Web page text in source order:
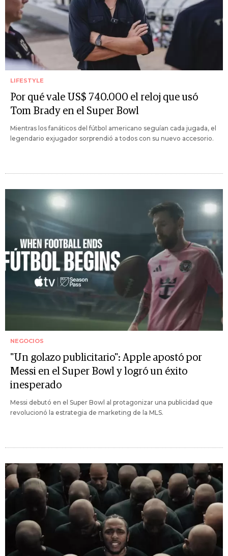
LIFESTYLE
Por qué vale US$ 740.000 el reloj que usó
Tom Brady en el Super Bowl
Mientras los fanáticos del fútbol americano seguían cada jugada, el
legendario exjugador sorprendió a todos con su nuevo accesorio.
NEGOCIOS
"Un golazo publicitario": Apple apostó por
Messi en el Super Bowl y logró un éxito
inesperado
Messi debutó en el Super Bowl al protagonizar una publicidad que
revolucionó la estrategia de marketing de la MLS.